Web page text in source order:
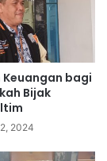
Keuangan bagi
Bijak
2024